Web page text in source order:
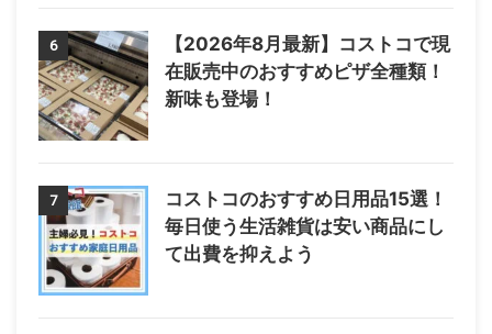
6
【2026年8月最新】コストコで現
在販売中のおすすめピザ全種類！
新味も登場！
7
コストコのおすすめ日用品15選！
毎日使う生活雑貨は安い商品にし
て出費を抑えよう